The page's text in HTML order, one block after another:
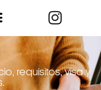
requisitos, visa y